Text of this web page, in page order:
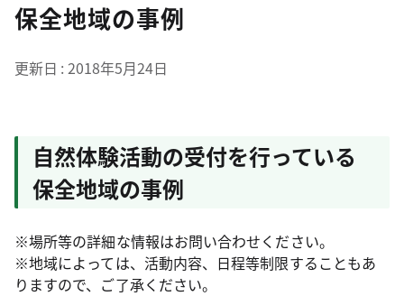
保全地域の事例
更新日 2018年5月24日
自然体験活動の受付を行っている
保全地域の事例
※場所等の詳細な情報はお問い合わせください。
※地域によっては、活動内容、日程等制限することもあ
りますので、ご了承ください。